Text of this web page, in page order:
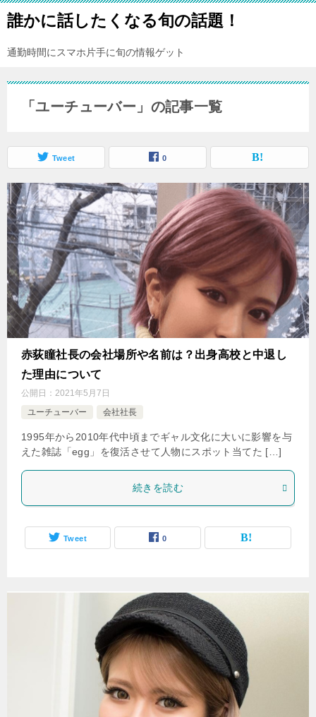
誰かに話したくなる旬の話題！
通勤時間にスマホ片手に旬の情報ゲット
「ユーチューバー」の記事一覧
Tweet 0
赤荻瞳社長の会社場所や名前は？出身高校と中退し
た理由について
公開日： 2021年5月7日
ユーチューバー
会社社長
1995年から2010年代中頃までギャル文化に大いに影響を与
えた雑誌「egg」を復活させて人物にスポット当てた […]
続きを読む
Tweet 0